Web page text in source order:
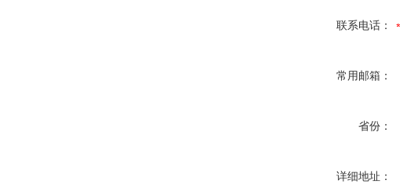
联系电话：
常用邮箱：
省份：
详细地址：